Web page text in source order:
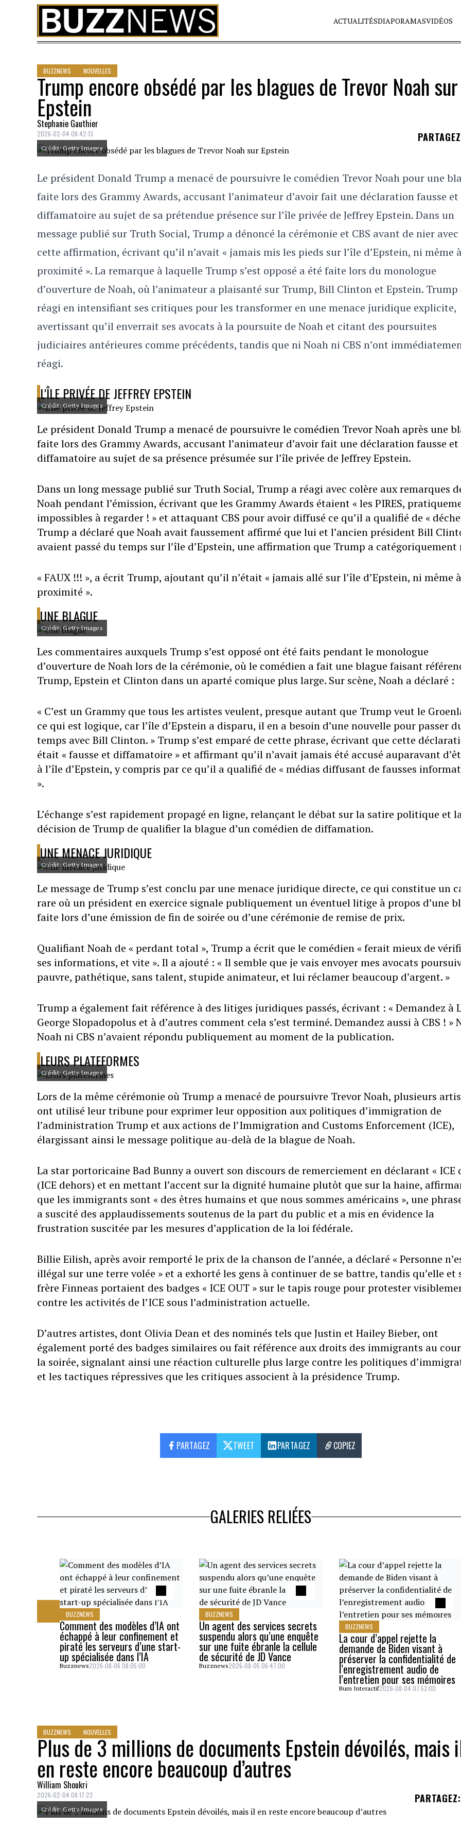
Skip to content
ACTUALITÉSDIAPORAMASVIDÉOS
BUZZNEWS NOUVELLES
Trump encore obsédé par les blagues de Trevor Noah sur
Epstein
Stephanie Gauthier
2026-02-04 08:42:13 PARTAGEZ
Crédit: Getty Images
Le président Donald Trump a menacé de poursuivre le comédien Trevor Noah pour une
faite lors des Grammy Awards, accusant l’animateur d’avoir fait une déclaration fausse et
diffamatoire au sujet de sa prétendue présence sur l’île privée de Jeffrey Epstein. Dans un
message publié sur Truth Social, Trump a dénoncé la cérémonie et CBS avant de nier
cette affirmation, écrivant qu’il n’avait « jamais mis les pieds sur l’île d’Epstein, ni même
proximité ». La remarque à laquelle Trump s’est opposé a été faite lors du monologue
d’ouverture de Noah, où l’animateur a plaisanté sur Trump, Bill Clinton et Epstein. Trump
réagi en intensifiant ses critiques pour les transformer en une menace juridique explicite,
avertissant qu’il enverrait ses avocats à la poursuite de Noah et citant des poursuites
judiciaires antérieures comme précédents, tandis que ni Noah ni CBS n’ont
réagi.
L'ÎLE PRIVÉE DE JEFFREY EPSTEIN
Crédit: Getty Images
Le président Donald Trump a menacé de poursuivre le comédien Trevor Noah après une
faite lors des Grammy Awards, accusant l’animateur d’avoir fait une déclaration fausse et
diffamatoire au sujet de sa présence présumée sur l’île privée de Jeffrey Epstein.
Dans un long message publié sur Truth Social, Trump a réagi avec colère aux remarques
Noah pendant l’émission, écrivant que les Grammy Awards étaient « les PIRES,
impossibles à regarder ! » et attaquant CBS pour avoir diffusé ce qu’il a qualifié de «
Trump a déclaré que Noah avait faussement affirmé que lui et l’ancien président Bill
avaient passé du temps sur l’île d’Epstein, une affirmation que Trump a catégoriquement
« FAUX !!! », a écrit Trump, ajoutant qu’il n’était « jamais allé sur l’île d’Epstein, ni même à
proximité ».
UNE BLAGUE
Crédit: Getty Images
Les commentaires auxquels Trump s’est opposé ont été faits pendant le monologue
d’ouverture de Noah lors de la cérémonie, où le comédien a fait une blague faisant
Trump, Epstein et Clinton dans un aparté comique plus large. Sur scène, Noah a déclaré :
« C’est un Grammy que tous les artistes veulent, presque autant que Trump veut le
ce qui est logique, car l’île d’Epstein a disparu, il en a besoin d’une nouvelle pour passer
temps avec Bill Clinton. » Trump s’est emparé de cette phrase, écrivant que cette
était « fausse et diffamatoire » et affirmant qu’il n’avait jamais été accusé auparavant
à l’île d’Epstein, y compris par ce qu’il a qualifié de « médias diffusant de fausses
».
L’échange s’est rapidement propagé en ligne, relançant le débat sur la satire politique et
décision de Trump de qualifier la blague d’un comédien de diffamation.
UNE MENACE JURIDIQUE
Crédit: Getty Images
Le message de Trump s’est conclu par une menace juridique directe, ce qui constitue un
rare où un président en exercice signale publiquement un éventuel litige à propos d’une
faite lors d’une émission de fin de soirée ou d’une cérémonie de remise de prix.
Qualifiant Noah de « perdant total », Trump a écrit que le comédien « ferait mieux de
ses informations, et vite ». Il a ajouté : « Il semble que je vais envoyer mes avocats
pauvre, pathétique, sans talent, stupide animateur, et lui réclamer beaucoup d’argent. »
Trump a également fait référence à des litiges juridiques passés, écrivant : « Demandez à
George Slopadopolus et à d’autres comment cela s’est terminé. Demandez aussi à CBS ! »
Noah ni CBS n’avaient répondu publiquement au moment de la publication.
LEURS PLATEFORMES
Crédit: Getty Images
Lors de la même cérémonie où Trump a menacé de poursuivre Trevor Noah, plusieurs
ont utilisé leur tribune pour exprimer leur opposition aux politiques d’immigration de
l’administration Trump et aux actions de l’Immigration and Customs Enforcement (ICE),
élargissant ainsi le message politique au-delà de la blague de Noah.
La star portoricaine Bad Bunny a ouvert son discours de remerciement en déclarant « ICE
(ICE dehors) et en mettant l’accent sur la dignité humaine plutôt que sur la haine,
que les immigrants sont « des êtres humains et que nous sommes américains », une
a suscité des applaudissements soutenus de la part du public et a mis en évidence la
frustration suscitée par les mesures d’application de la loi fédérale.
Billie Eilish, après avoir remporté le prix de la chanson de l’année, a déclaré « Personne
illégal sur une terre volée » et a exhorté les gens à continuer de se battre, tandis qu’elle et
frère Finneas portaient des badges « ICE OUT » sur le tapis rouge pour protester
contre les activités de l’ICE sous l’administration actuelle.
D’autres artistes, dont Olivia Dean et des nominés tels que Justin et Hailey Bieber, ont
également porté des badges similaires ou fait référence aux droits des immigrants au
la soirée, signalant ainsi une réaction culturelle plus large contre les politiques
et les tactiques répressives que les critiques associent à la présidence Trump.
PARTAGEZ TWEET PARTAGEZ COPIEZ
GALERIES RELIÉES
BUZZNEWS
Comment des modèles d’IA ont
échappé à leur confinement et
piraté les serveurs d’une start-
up spécialisée dans l’IA
Buzznews2026-08-06 08:05:00
BUZZNEWS
Un agent des services secrets
suspendu alors qu’une enquête
sur une fuite ébranle la cellule
de sécurité de JD Vance
Buzznews2026-08-05 06:47:00
BUZZNEWS
La cour d’appel rejette la
demande de Biden visant à
préserver la confidentialité de
l’enregistrement audio de
l’entretien pour ses mémoires
Bum Interactif2026-08-04 07:53:00
BUZZNEWS NOUVELLES
Plus de 3 millions de documents Epstein dévoilés, mais
en reste encore beaucoup d’autres
William Shoukri
2026-02-04 08:17:23 PARTAGEZ:
Crédit: Getty Images